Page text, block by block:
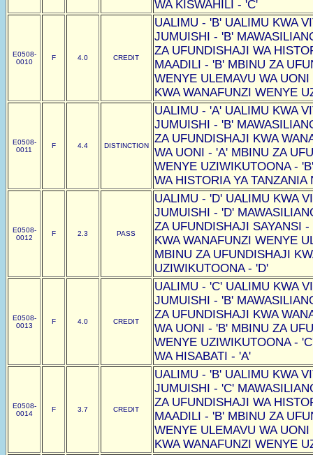
WA KISWAHILI - 'C'
E0508-
0010
F 4.0 CREDIT
UALIMU - 'B' UALIMU KWA
JUMUISHI - 'B'
ZA UFUNDISHAJI WA
MAADILI - 'B' MBINU ZA
WENYE ULEMAVU WA
KWA WANAFUNZI WENYE
E0508-
0011
F 4.4 DISTINCTION
UALIMU - 'A' UALIMU KWA
JUMUISHI - 'B'
ZA UFUNDISHAJI KWA
WA UONI - 'A' MBINU ZA
WENYE UZIWIKUTOONA -
WA HISTORIA YA TANZANIA
E0508-
0012
F 2.3 PASS
UALIMU - 'D' UALIMU KWA
JUMUISHI - 'D'
ZA UFUNDISHAJI SAYANSI
KWA WANAFUNZI WENYE
MBINU ZA UFUNDISHAJI
UZIWIKUTOONA - 'D'
E0508-
0013
F 4.0 CREDIT
UALIMU - 'C' UALIMU KWA
JUMUISHI - 'B'
ZA UFUNDISHAJI KWA
WA UONI - 'B' MBINU ZA
WENYE UZIWIKUTOONA -
WA HISABATI - 'A'
E0508-
0014
F 3.7 CREDIT
UALIMU - 'B' UALIMU KWA
JUMUISHI - 'C'
ZA UFUNDISHAJI WA
MAADILI - 'B' MBINU ZA
WENYE ULEMAVU WA
KWA WANAFUNZI WENYE